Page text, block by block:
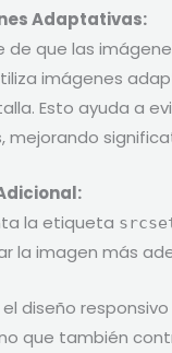
Adaptativas:
de que las
imágenes
Esto ayuda a
mejorando
la etiqueta
la imagen más
diseño
que también